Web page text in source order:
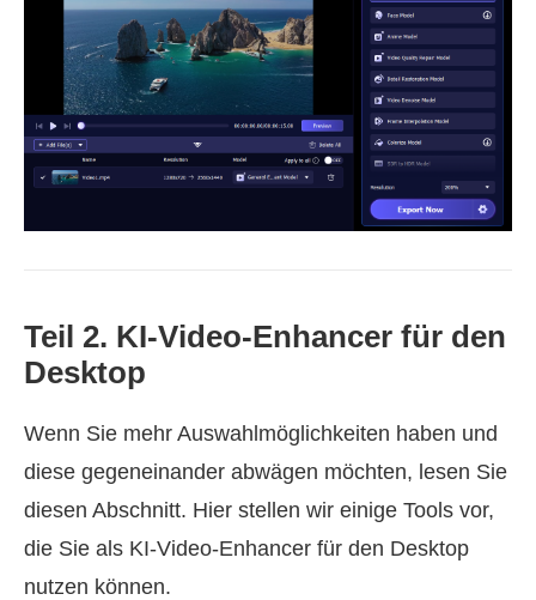
Teil 2. KI‑Video‑Enhancer für den
Desktop
Wenn Sie mehr Auswahlmöglichkeiten haben und
diese gegeneinander abwägen möchten, lesen Sie
diesen Abschnitt. Hier stellen wir einige Tools vor,
die Sie als KI-Video-Enhancer für den Desktop
nutzen können.